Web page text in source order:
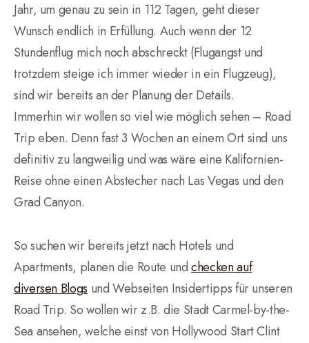
Jahr, um genau zu sein in 112 Tagen, geht dieser
Wunsch endlich in Erfüllung. Auch wenn der 12
Stundenflug mich noch abschreckt (Flugangst und
trotzdem steige ich immer wieder in ein Flugzeug),
sind wir bereits an der Planung der Details.
Immerhin wir wollen so viel wie möglich sehen – Road
Trip eben. Denn fast 3 Wochen an einem Ort sind uns
definitiv zu langweilig und was wäre eine Kalifornien-
Reise ohne einen Abstecher nach Las Vegas und den
Grad Canyon.
So suchen wir bereits jetzt nach Hotels und
Apartments, planen die Route undchecken auf
diversen Blogs und Webseiten Insidertipps für unseren
Road Trip. So wollen wir z.B. die Stadt Carmel-by-the-
Sea ansehen, welche einst von Hollywood Start Clint